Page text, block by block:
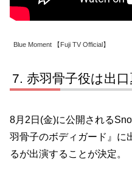
Blue Moment 【Fuji TV Official】
赤羽骨子役は出口
8月2日(金)に公開される
羽骨子のボディガード』に
るが出演することが決定。